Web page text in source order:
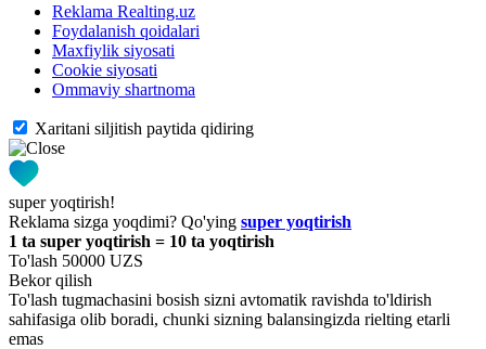
Reklama Realting.uz
Foydalanish qoidalari
Maxfiylik siyosati
Cookie siyosati
Ommaviy shartnoma
Xaritani siljitish paytida qidiring
super yoqtirish!
Reklama sizga yoqdimi? Qo'ying super yoqtirish
1 ta super yoqtirish = 10 ta yoqtirish
To'lash 50000 UZS
Bekor qilish
To'lash tugmachasini bosish sizni avtomatik ravishda to'ldirish
sahifasiga olib boradi, chunki sizning balansingizda rielting etarli
emas